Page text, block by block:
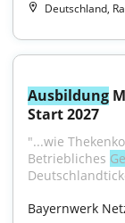
Deutschland,
Ausbildung
Start 2027
"...wie
Betriebliches
Bayernwerk